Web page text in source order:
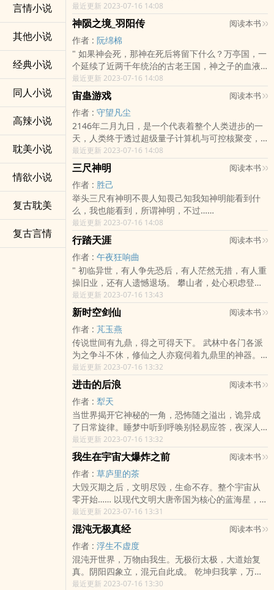
言情小说
其他小说
经典小说
同人小说
高辣小说
耽美小说
情欲小说
复古耽美
复古言情
最近更新 2023-07-16 14:08
神陨之境_羽阳传 阅读本书
作者 : 阮绵棉
" 如果神会死，那神在死后将留下什么？万亭国，一
个延续了近两千年统治的古老王国，神之子的血液
流淌在第二种人类的身上，他们被称为贵族，世代
承袭先祖的遗愿，守护着真正的人类。 然而就是这
样一个曾经强大无比的王国，如今却只能依靠结界
封锁边境以抵挡邻国的觊觎，在二十年前故王后屠
杀王城的惨案之后，这个国家陷入了前所未有的困
难。 逃离王城的故王后在外海小岛生下的公主，成
为了拯救万亭国的唯一希望……"
最近更新 2023-07-16 14:08
宙蛊游戏 阅读本书
作者 : 守望凡尘
2146年二月九日，是一个代表着整个人类进步的一
天，人类终于透过超级量子计算机与可控核聚变，
创造出了一台真正意义上的电脑，它们将其取名为
星宙。 星宙承载着整个蓝星之上所有人类的智慧与
希望，它吸收了整个地球为其提供的知识与资源，
终于诞生出了自主意识。 然而不等人们欢呼这一历
史性时刻的到来，异变随即出现，星宙四周突然被
一抹青灰色的雾气所笼罩，在四周的科研人员还未
来得及反应过来，一道能量光束冲天而起，随即淹
没了四周的一切。 刺穿天际的光束在到达大气层
后，开始快速笼罩整个地球，天空随即化作漆黑一
片，日月星辰顷刻间消失无踪，取而代之的则是厚
厚的云层。 云层后方浮现出了三道巨大的光影，它
们就如同三只眼睛，俯瞰着这座星球，大地开始疯
狂震颤，整个世界开始崩碎开来。 充满科技感的都
市顷刻间荡然无存，人类如同蝼蚁般四散奔逃，想
尽一切办法存活下来，山峰崩塌，大地沉陷，大洋
之上掀起千丈巨浪，沿海一带尽数覆灭，并笼罩上
了可怕的黑色迷雾。 云层之上雷电与飓风肆虐，整
个世界在浩劫之下发出不堪之声，这场浩劫整整持
续了十日，才堪堪停歇下来，随后苍穹之上传来可
怖的巨大声响，伴随着声响落下的是笼罩整个世界
的七彩霞光。
最近更新 2023-07-16 14:08
三尺神明 阅读本书
作者 : 胜己
举头三尺有神明不畏人知畏己知我知神明能看到什
么，我也能看到，所谓神明，不过……
最近更新 2023-07-16 14:08
行踏天涯 阅读本书
作者 : 午夜狂响曲
" 初临异世，有人争先恐后，有人茫然无措，有人重
操旧业，还有人遗憾退场。 攀山者，处心积虑登高
望远，却另见雄峰。 红尘中，愚者一朝得悟，应天
命成圣，俯瞰众生。 一场异世争锋道尽人生百态，
欢乐沧桑。"
最近更新 2023-07-16 13:43
新时空剑仙 阅读本书
作者 : 芃玉燕
传说世间有九鼎，得之可得天下。 武林中各门各派
为之争斗不休，修仙之人亦窥伺着九鼎里的神器。
若能得到其中的九把神器，不但可以飞升仙界，甚
至可以成为天地间至高无上的真神！ 然而。 事实并
非如此！ 所有的一切，都是被命运事先安排好的。
你我不过只是一段程序而已......
最近更新 2023-07-16 13:32
进击的后浪 阅读本书
作者 : 犁天
当世界揭开它神秘的一角，恐怖随之溢出，诡异成
了日常旋律。睡梦中听到呼唤别轻易应答，夜深人
静时尽量不要窥镜，出入电梯最好避免落单。因为
——你永远不知道，下一个瞬间将要面对怎样的惊
险。世界忽然间变得危险无比，聪明人都稳健地苟
着。江跃开局连一条狗都没有，却阴差阳错踏上了
逆行者的征程。
最近更新 2023-07-16 13:32
我生在宇宙大爆炸之前 阅读本书
作者 : 草庐里的茶
大毁灭期之后，文明尽毁，生命不存。整个宇宙从
零开始…… 以现代文明大唐帝国为核心的蓝海星，残
暴的兽人大陆以及纯修仙文明的鸿蒙大陆，再加上
地球，构成了一个神秘的世界。一名来自上一代人
类的高三学生醒来，因班主任的推荐进入一款名为
“神战之地”的游戏之中，从此穿梭于几个异世界成为
了他的日常。
最近更新 2023-07-16 13:31
混沌无极真经 阅读本书
作者 : 浮生不虚度
混沌开世界，万物由我生。无极衍太极，大道始复
真。阴阳四象立，混元自此成。 乾坤归我掌，万界
我为尊。丁老魔异界历险记，如有雷同，算我抄你
最近更新 2023-07-16 13:30